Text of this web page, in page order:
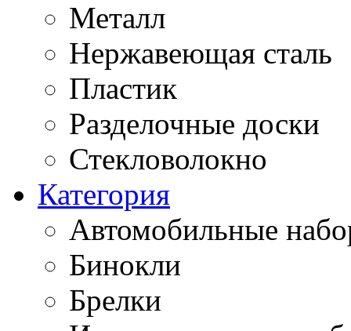
Металл
Нержавеющая сталь
Пластик
Разделочные доски
Стекловолокно
Категория
Автомобильные
Бинокли
Брелки